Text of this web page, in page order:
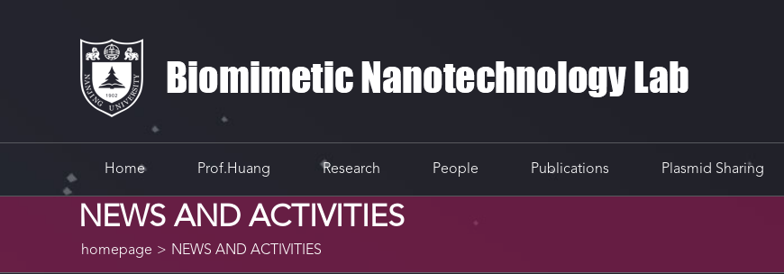
Home Prof.Huang Research People Publications Plasmid Sharing
NEWS AND ACTIVITIES
homepage > NEWS AND ACTIVITIES